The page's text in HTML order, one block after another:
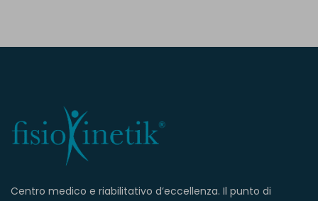
Centro medico e riabilitativo d’eccellenza. Il punto di